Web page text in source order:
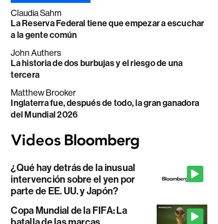
Claudia Sahm
La Reserva Federal tiene que empezar a escuchar
a la gente común
John Authers
La historia de dos burbujas y el riesgo de una
tercera
Matthew Brooker
Inglaterra fue, después de todo, la gran ganadora
del Mundial 2026
¿Qué hay detrás de la inusual
intervención sobre el yen por
parte de EE. UU. y Japón?
Copa Mundial de la FIFA: La